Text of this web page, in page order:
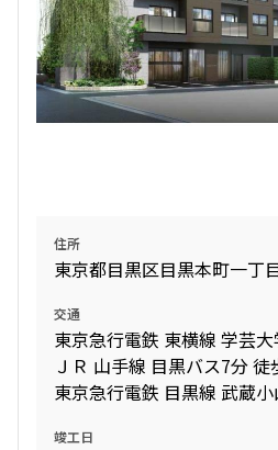
検索結果の絞り込み
管理費/共益費含む
礼金なし
敷金なし
礼金１ヶ月以下
フリーレント付き
間取り
1R〜1K
住所
東京都目黒区目黒本町一丁
交通
東京急行電鉄 東横線 学芸
ＪＲ 山手線 目黒バス7分 徒
東京急行電鉄 目黒線 武蔵
竣工日